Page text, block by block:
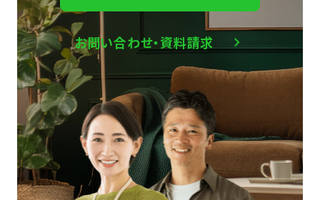
お問い合わせ・資料請求